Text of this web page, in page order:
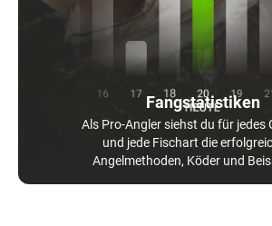
Fangstatistiken
Als Pro-Angler siehst du für jedes
und jede Fischart die
Angelmethoden, Köder und